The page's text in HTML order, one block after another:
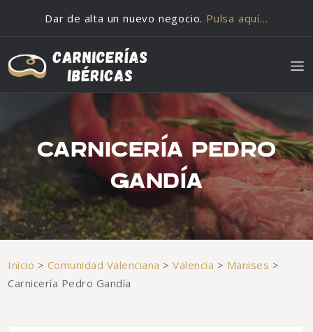
Dar de alta un nuevo negocio. Pulsa aquí…
CARNICERÍA PEDRO
GANDÍA
Inicio > Comunidad Valenciana >Valencia > Manises >
Carnicería Pedro Gandía